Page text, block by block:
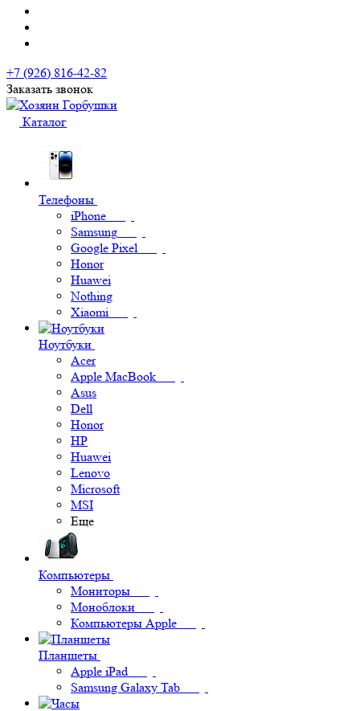
+7 (926) 816-42-82
Заказать звонок
Каталог
Телефоны
iPhone
Samsung
Google Pixel
Honor
Huawei
Nothing
Xiaomi
Ноутбуки
Acer
Apple MacBook
Asus
Dell
Honor
HP
Huawei
Lenovo
Microsoft
MSI
Еще
Компьютеры
Мониторы
Моноблоки
Компьютеры Apple
Планшеты
Apple iPad
Samsung Galaxy Tab